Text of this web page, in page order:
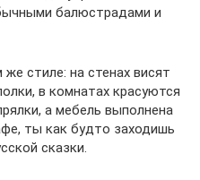
балюстрадами и
стиле: на стенах висят
в комнатах красуются
а мебель выполнена
ты как будто заходишь
сказки.